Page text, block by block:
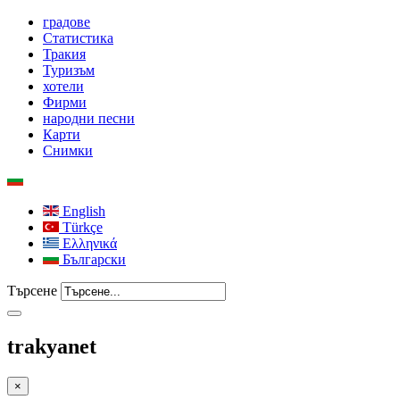
градове
Статистика
Тракия
Туризъм
хотели
Фирми
народни песни
Карти
Снимки
English
Türkçe
Ελληνικά
Български
Търсене
trakyanet
×